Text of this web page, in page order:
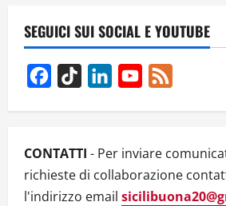
i
g
a
t
i
SEGUICI SUI SOCIAL E YOUTUBE
Facebook
TikTok LinkedInYouTube
CONTATTI - Per inviare
richieste di collaborazione
l'indirizzo email